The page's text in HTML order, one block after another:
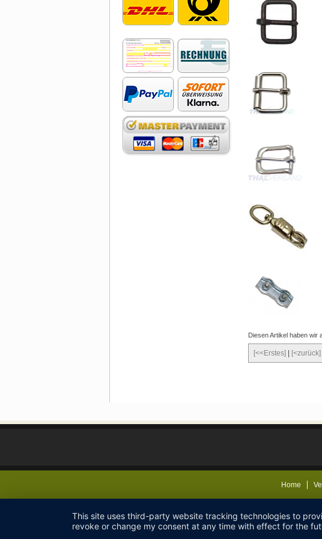
Diesen Artikel haben wir
[<<Erstes] [<zurück]
Home
This site uses third-party website tracking technologies to
revoke or change my consent at any time with effect for the